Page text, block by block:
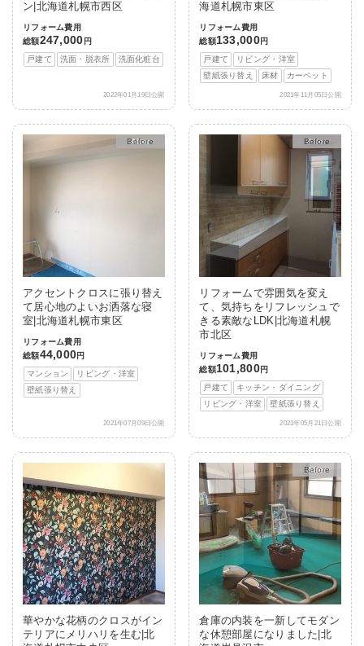
ン|北海道札幌市西区
リフォーム費用
総額247,000 円
戸建て
洗面・脱衣所 洗面化粧台
2022年01月19日公開
海道札幌市東区
リフォーム費用
総額133,000円
戸建て
リビング・洋室
壁紙張り替え
床材 カーペット
2021年11月05日公開
After
アクセントクロスに張り替え
て居心地のよいお洒落な寝
室|北海道札幌市東区
リフォーム費用
総額44,000円
マンション
リビング・洋室
壁紙張り替え
2021年07月09日公開
After
リフォームで雰囲気を変え
て、気持ちをリフレッシュで
きる素敵なLDK|北海道札幌
市北区
リフォーム費用
総額101,800円
戸建て
キッチン・ダイニング
リビング・洋室
壁紙張り替え
2021年05月21日公開
華やかな花柄のクロスがイン
テリアにメリハリを生む|北
After
倉庫の内装を一新してモダン
な休憩部屋になりました|北